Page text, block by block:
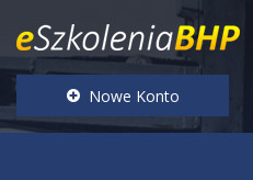
Nowe Konto